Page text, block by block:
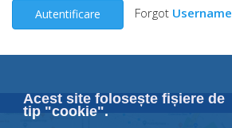
Acest site folosește fișiere de
tip "cookie".
Autentificare Forgot Username